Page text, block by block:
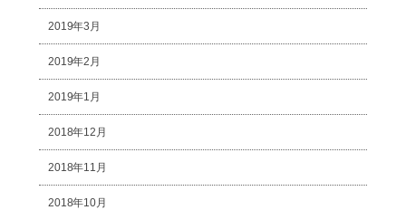
2019年3月
2019年2月
2019年1月
2018年12月
2018年11月
2018年10月